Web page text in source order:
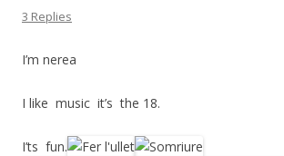
3 Replies
I’m nerea
I like music it’s the 18.
I’ts fun.